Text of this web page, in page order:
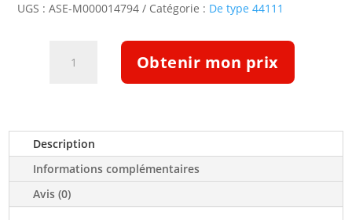
UGS :ASE-M000014794 Catégorie : De type 44111
050-
032-
125-
GGSBV11WSECD4HAB
(5128781)
Obtenir mon prix
Description
Informations complémentaires
Avis (0)